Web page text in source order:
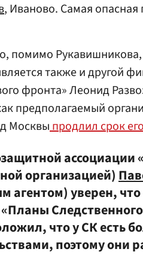
, Иваново. Самая
помимо
также и другой
фронта» Леонид
предполагаемый
Москвыпродлил срок
ассоциации
организацией)
агентом) уверен, что
что у СК есть
поэтому они